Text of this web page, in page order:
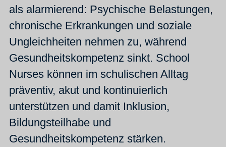
als alarmierend: Psychische Belastungen,
chronische Erkrankungen und soziale
Ungleichheiten nehmen zu, während
Gesundheitskompetenz sinkt. School
Nurses können im schulischen Alltag
präventiv, akut und kontinuierlich
unterstützen und damit Inklusion,
Bildungsteilhabe und
Gesundheitskompetenz stärken.